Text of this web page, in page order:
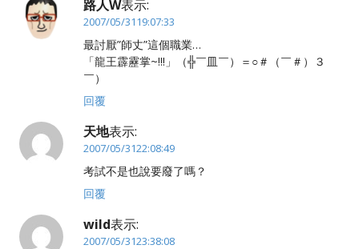
路人W表示:
2007/05/3119:07:33
最討厭”師丈”這個職業…
「龍王霹靂掌~!!!」（╬￣皿￣）＝○＃（￣＃）３
￣）
回覆
天地表示:
2007/05/3122:08:49
考試不是也說要廢了嗎？
回覆
wild表示:
2007/05/3123:38:08